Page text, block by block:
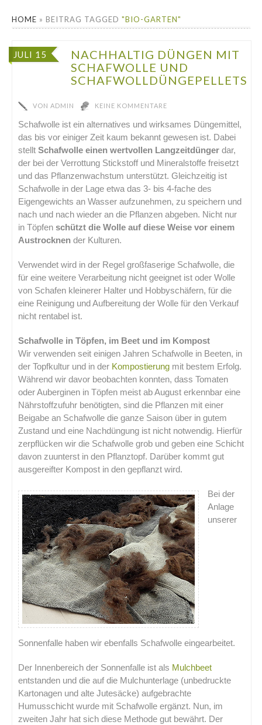
HOME » BEITRAG TAGGED "BIO-GARTEN"
JULI 15
NACHHALTIG DÜNGEN MIT
SCHAFWOLLE UND
SCHAFWOLLDÜNGEPELLETS
VON ADMIN KEINE KOMMENTARE
Schafwolle ist ein alternatives und wirksames Düngemittel,
das bis vor einiger Zeit kaum bekannt gewesen ist. Dabei
stellt Schafwolle einen wertvollen Langzeitdünger dar,
der bei der Verrottung Stickstoff und Mineralstoffe freisetzt
und das Pflanzenwachstum unterstützt. Gleichzeitig ist
Schafwolle in der Lage etwa das 3- bis 4-fache des
Eigengewichts an Wasser aufzunehmen, zu speichern und
nach und nach wieder an die Pflanzen abgeben. Nicht nur
in Töpfen schützt die Wolle auf diese Weise vor einem
Austrocknen der Kulturen.
Verwendet wird in der Regel großfaserige Schafwolle, die
für eine weitere Verarbeitung nicht geeignet ist oder Wolle
von Schafen kleinerer Halter und Hobbyschäfern, für die
eine Reinigung und Aufbereitung der Wolle für den Verkauf
nicht rentabel ist.
Schafwolle in Töpfen, im Beet und im Kompost
Wir verwenden seit einigen Jahren Schafwolle in Beeten, in
der Topfkultur und in der Kompostierung mit bestem Erfolg.
Während wir davor beobachten konnten, dass Tomaten
oder Auberginen in Töpfen meist ab August erkennbar eine
Nährstoffzufuhr benötigten, sind die Pflanzen mit einer
Beigabe an Schafwolle die ganze Saison über in gutem
Zustand und eine Nachdüngung ist nicht notwendig. Hierfür
zerpflücken wir die Schafwolle grob und geben eine Schicht
davon zuunterst in den Pflanztopf. Darüber kommt gut
ausgereifter Kompost in den gepflanzt wird.
Bei der
Anlage
unserer
Sonnenfalle haben wir ebenfalls Schafwolle eingearbeitet.
Der Innenbereich der Sonnenfalle ist als Mulchbeet
entstanden und die auf die Mulchunterlage (unbedruckte
Kartonagen und alte Jutesäcke) aufgebrachte
Humusschicht wurde mit Schafwolle ergänzt. Nun, im
zweiten Jahr hat sich diese Methode gut bewährt. Der